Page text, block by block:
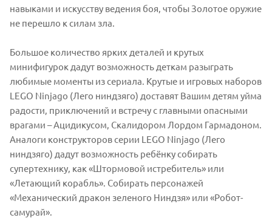
навыками и искусству ведения боя, чтобы Золотое оружие
не перешло к силам зла.
Большое количество ярких деталей и крутых
минифигурок дадут возможность деткам разыграть
любимые моменты из сериала. Крутые и игровых наборов
LEGO Ninjago (Лего ниндзяго) доставят Вашим детям уйма
радости, приключений и встречу с главными опасными
врагами – Ацидикусом, Скалидором Лордом Гармадоном.
Аналоги конструкторов серии LEGO Ninjago (Лего
ниндзяго) дадут возможность ребёнку собирать
супертехнику, как «Штормовой истребитель» или
«Летающий корабль». Собирать персонажей
«Механический дракон зеленого Ниндзя» или «Робот-
самурай».